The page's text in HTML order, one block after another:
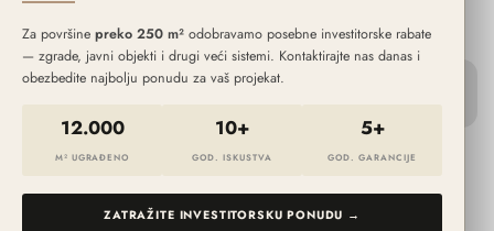
Za površine preko 250 m² odobravamo posebne investitorske rabate
— zgrade, javni objekti i drugi veći sistemi. Kontaktirajte nas danas i
obezbedite najbolju ponudu za vaš projekat.
12.000
M² UGRAĐENO
10+
GOD. ISKUSTVA
5+
GOD. GARANCIJE
ZATRAŽITE INVESTITORSKU PONUDU →
Coffee Brown
10.00€